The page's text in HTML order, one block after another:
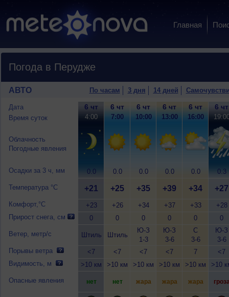
Главная
Погода в Перудже
АВТО По часам 3 дня 14 дней
Дата
Время суток
Облачность
Погодные явления
Осадки за 3 ч, мм
Температура °C
Комфорт,°C
Прирост снега, см
Ветер, метр/с
Порывы ветра
Видимость, м
Опасные явления
6 чт
4:00
0.0
+21
+23
0
Штиль
<7
>10 км
нет
6 чт
7:00
0.0
+25
+26
0
Штиль
<7
>10 км
нет
6 чт
10:00
0.0
+35
+34
0
Ю-З
1-3
<7
>10 км
жара
6 чт
13:00
0.0
+39
+37
0
Ю-З
3-6
<7
>10 км
жара
6 чт
16:00
0.0
+34
+33
0
С
3-6
7
>10 км
жара
6 чт
0.3
+27
+28
0
Ю-З
3-6
<7
>10